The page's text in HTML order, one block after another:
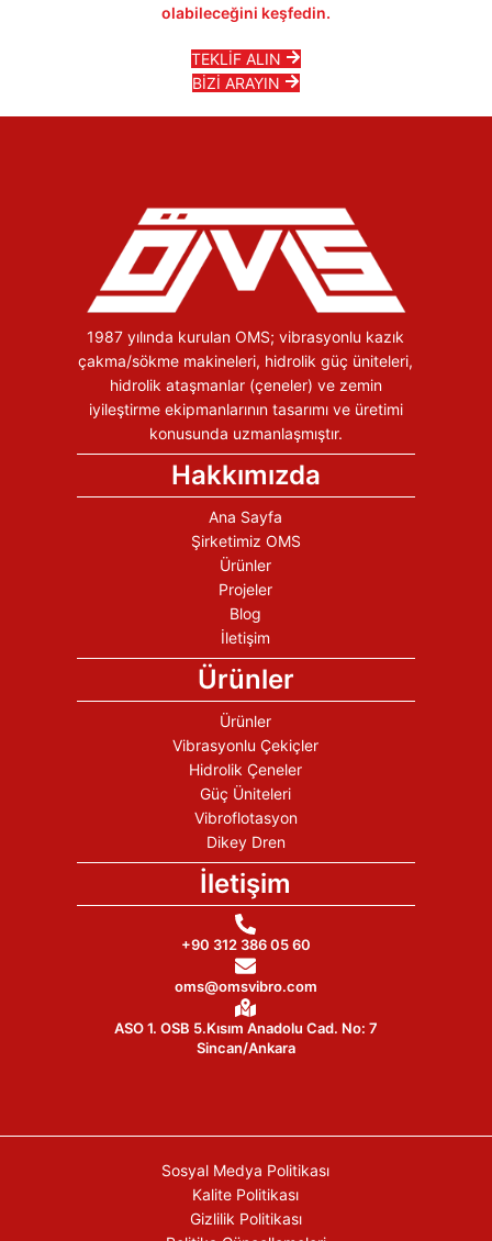
olabileceğini keşfedin.
TEKLİF ALIN
BİZİ ARAYIN
1987 yılında kurulan OMS; vibrasyonlu kazık
çakma/sökme makineleri, hidrolik güç üniteleri,
hidrolik ataşmanlar (çeneler) ve zemin
iyileştirme ekipmanlarının tasarımı ve üretimi
konusunda uzmanlaşmıştır.
Hakkımızda
Ana Sayfa
Şirketimiz OMS
Ürünler
Projeler
Blog
İletişim
Ürünler
Ürünler
Vibrasyonlu Çekiçler
Hidrolik Çeneler
Güç Üniteleri
Vibroflotasyon
Dikey Dren
İletişim
+90 312 386 05 60
oms@omsvibro.com
ASO 1. OSB 5.Kısım Anadolu Cad. No: 7
Sincan/Ankara
Sosyal Medya Politikası
Kalite Politikası
Gizlilik Politikası